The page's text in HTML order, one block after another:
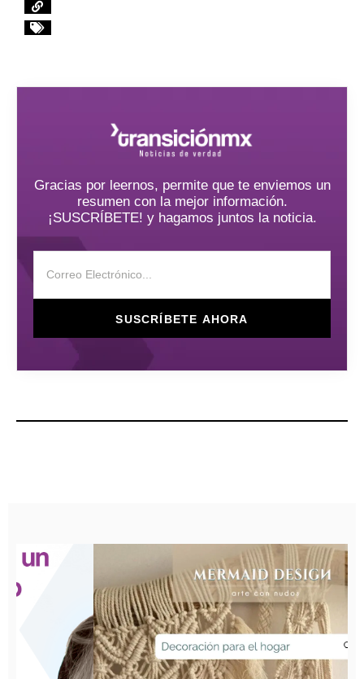
Gracias por leernos, permite que te enviemos un
resumen con la mejor información.
¡SUSCRÍBETE! y hagamos juntos la noticia.
SUSCRÍBETE AHORA